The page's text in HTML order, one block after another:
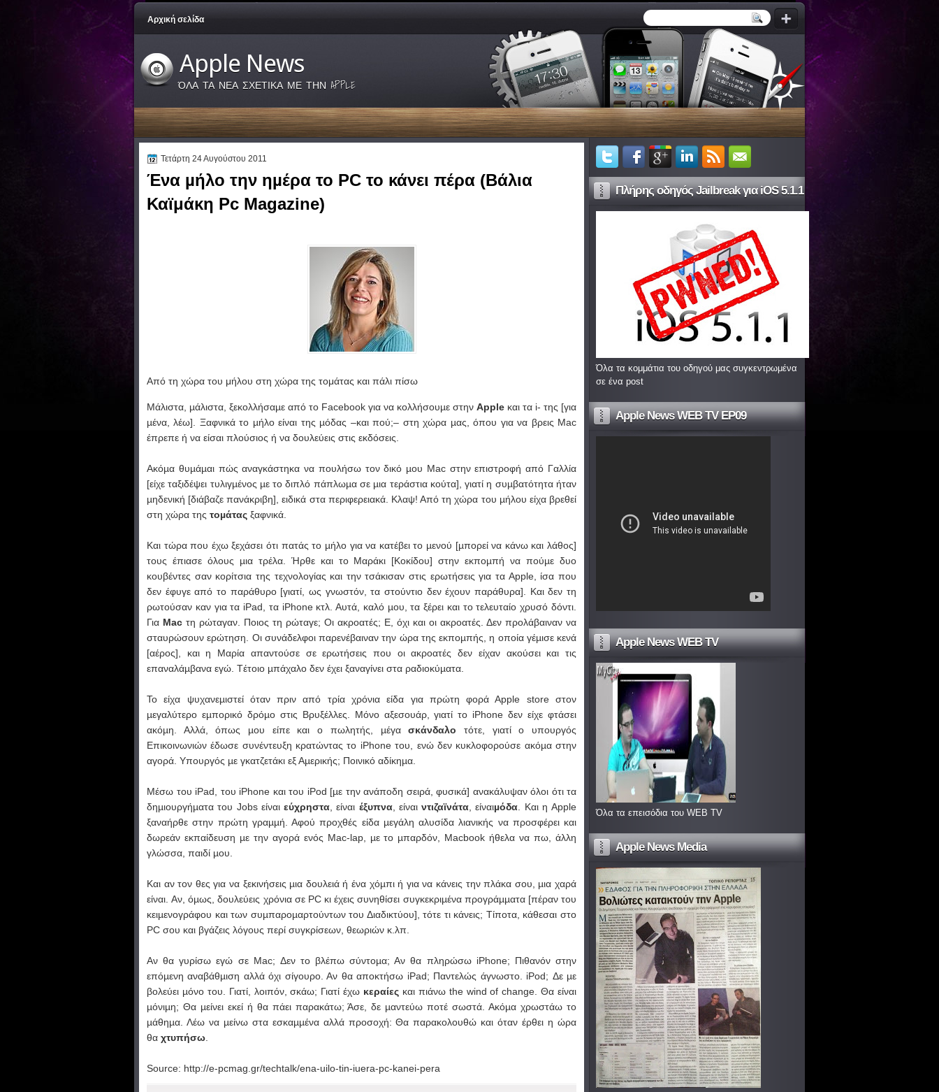
Αρχική σελίδα
Apple News
ΌΛΑ ΤΑ ΝΕΑ ΣΧΕΤΙΚΑ ΜΕ ΤΗΝ APPLE
Τετάρτη 24 Αυγούστου 2011
Ένα µήλο την ηµέρα το PC το κάνει πέρα (Βάλια
Καϊμάκη Pc Magazine)
Από τη χώρα του μήλου στη χώρα της τομάτας και πάλι πίσω
Μάλιστα, µάλιστα, ξεκολλήσαµε από το Facebook για να κολλήσουµε στην Αpple και τα i- της [για
µένα, λέω]. Ξαφνικά το µήλο είναι της µόδας –και πού;– στη χώρα µας, όπου για να βρεις Mac
έπρεπε ή να είσαι πλούσιος ή να δουλεύεις στις εκδόσεις.
Ακόµα θυµάµαι πώς αναγκάστηκα να πουλήσω τον δικό µου Mac στην επιστροφή από Γαλλία
[είχε ταξιδέψει τυλιγµένος µε το διπλό πάπλωµα σε µια τεράστια κούτα], γιατί η συµβατότητα ήταν
µηδενική [διάβαζε πανάκριβη], ειδικά στα περιφερειακά. Κλαψ! Από τη χώρα του µήλου είχα βρεθεί
στη χώρα της τοµάτας ξαφνικά.
Και τώρα που έχω ξεχάσει ότι πατάς το µήλο για να κατέβει το µενού [µπορεί να κάνω και λάθος]
τους έπιασε όλους µια τρέλα. Ήρθε και το Μαράκι [Κοκίδου] στην εκποµπή να πούµε δυο
κουβέντες σαν κορίτσια της τεχνολογίας και την τσάκισαν στις ερωτήσεις για τα Αpple, ίσα που
δεν έφυγε από το παράθυρο [γιατί, ως γνωστόν, τα στούντιο δεν έχουν παράθυρα]. Και δεν τη
ρωτούσαν καν για τα iPad, τα iPhone κτλ. Αυτά, καλό µου, τα ξέρει και το τελευταίο χρυσό δόντι.
Για Μac τη ρώταγαν. Ποιος τη ρώταγε; Οι ακροατές; Ε, όχι και οι ακροατές. Δεν προλάβαιναν να
σταυρώσουν ερώτηση. Οι συνάδελφοι παρενέβαιναν την ώρα της εκποµπής, η οποία γέµισε κενά
[αέρος], και η Μαρία απαντούσε σε ερωτήσεις που οι ακροατές δεν είχαν ακούσει και τις
επαναλάµβανα εγώ. Tέτοιο µπάχαλο δεν έχει ξαναγίνει στα ραδιοκύµατα.
Το είχα ψυχανεµιστεί όταν πριν από τρία χρόνια είδα για πρώτη φορά Αpple store στον
µεγαλύτερο εµπορικό δρόµο στις Βρυξέλλες. Μόνο αξεσουάρ, γιατί το iPhone δεν είχε φτάσει
ακόµη. Αλλά, όπως µου είπε και ο πωλητής, µέγασκάνδαλο τότε, γιατί ο υπουργός
Επικοινωνιών έδωσε συνέντευξη κρατώντας το iPhone του, ενώ δεν κυκλοφορούσε ακόµα στην
αγορά. Υπουργός µε γκατζετάκι εξ Αµερικής; Ποινικό αδίκηµα.
Μέσω του iPad, του iPhone και του iPod [µε την ανάποδη σειρά, φυσικά] ανακάλυψαν όλοι ότι τα
δηµιουργήµατα του Jobs είναι εύχρηστα , είναι έξυπνα, είναι ντιζαϊνάτα , είναιµόδα . Και η Apple
ξαναήρθε στην πρώτη γραµµή. Αφού προχθές είδα µεγάλη αλυσίδα λιανικής να προσφέρει και
δωρεάν εκπαίδευση µε την αγορά ενός Μac-lap, µε το µπαρδόν, Μacbook ήθελα να πω, άλλη
γλώσσα, παιδί µου.
Και αν τον θες για να ξεκινήσεις µια δουλειά ή ένα χόµπι ή για να κάνεις την πλάκα σου, µια χαρά
είναι. Aν, όµως, δουλεύεις χρόνια σε PC κι έχεις συνηθίσει συγκεκριµένα προγράµµατα [πέραν του
κειµενογράφου και των συµπαροµαρτούντων του Διαδικτύου], τότε τι κάνεις; Τίποτα, κάθεσαι στο
PC σου και βγάζεις λόγους περί συγκρίσεων, θεωριών κ.λπ.
Αν θα γυρίσω εγώ σε Mac; Δεν το βλέπω σύντοµα; Αν θα πληρώσω iPhone; Πιθανόν στην
επόµενη αναβάθµιση αλλά όχι σίγουρο. Αν θα αποκτήσω iPad; Παντελώς άγνωστο. iPod; Δε µε
βολεύει µόνο του. Γιατί, λοιπόν, σκάω; Γιατί έχω κεραίες και πιάνω the wind of change. Θα είναι
µόνιµη; Θα µείνει εκεί ή θα πάει παρακάτω; Άσε, δε µαντεύω ποτέ σωστά. Ακόµα χρωστάω το
µάθηµα. Λέω να µείνω στα εσκαµµένα αλλά προσοχή: Θα παρακολουθώ και όταν έρθει η ώρα
θα χτυπήσω
Source: http://e-pcmag.gr/techtalk/ena-uilo-tin-iuera-pc-kanei-pera
Πλήρης οδηγός Jailbreak για iOS 5.1.1
Όλα τα κομμάτια του οδηγού μας συγκεντρωμένα
σε ένα post
Apple News WEB TV EP09
Apple News WEB TV
Όλα τα επεισόδια του WEB TV
Apple News Media